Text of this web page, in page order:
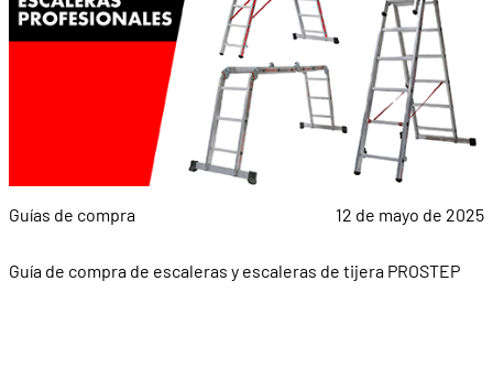
Guías de compra 12 de mayo de 2025
Guía de compra de escaleras y escaleras de tijera PROSTEP